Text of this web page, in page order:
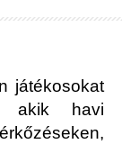
játékosokat
akik havi